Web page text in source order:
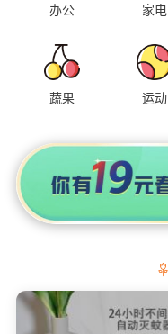
办公 家电
蔬果 运动